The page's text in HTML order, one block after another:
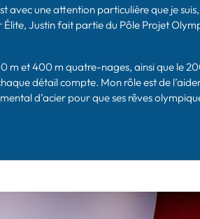
avec une attention particulière que je
Justin fait partie du Pôle Projet
m et 400 m quatre-nages, ainsi que le
détail compte. Mon rôle est de
d’acier pour que ses rêves